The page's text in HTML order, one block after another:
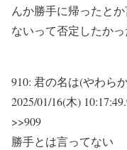
んか勝手に帰ったと
ないって否定したかっ
910: 君の名は(やわら
2025/01/16(木)
>>909
勝手とは言ってない